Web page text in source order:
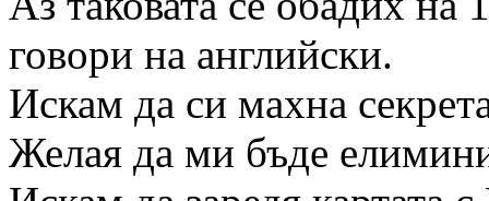
говори на английски.
Искам да си махна
Желая да ми бъде